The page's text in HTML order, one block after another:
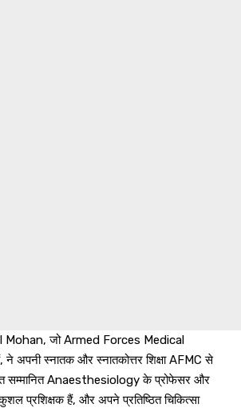
Mohan, जो Armed Forces Medical
ने अपनी स्नातक और स्नातकोत्तर शिक्षा AFMC से
सम्मानित Anaesthesiology के प्रोफेसर और
प्रशिक्षक हैं, और अपने प्रतिष्ठित चिकित्सा